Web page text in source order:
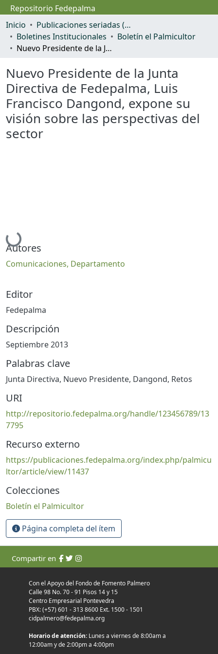
Inicio
Comunidades & Colecciones
Todo
Repositorio Fedepalma
Inicio
Publicaciones seriadas (OJS)
Boletines Institucionales
Boletín el Palmicultor
Nuevo Presidente de la Junta Directiva de Fedepalma, Luis Francisco Dangond, expone su visión sobre las perspectivas del sector
Nuevo Presidente de la Junta
Directiva de Fedepalma, Luis
Francisco Dangond, expone su
visión sobre las perspectivas del
sector
Cargando...
Autores
Comunicaciones, Departamento
Editor
Fedepalma
Descripción
Septiembre 2013
Palabras clave
Junta Directiva, Nuevo Presidente, Dangond, Retos
URI
http://repositorio.fedepalma.org/handle/123456789/13
7795
Recurso externo
https://publicaciones.fedepalma.org/index.php/palmicu
ltor/article/view/11437
Colecciones
Boletín el Palmicultor
Página completa del ítem
Compartir en
Con el Apoyo del Fondo de Fomento Palmero
Calle 98 No. 70 - 91 Pisos 14 y 15
Centro Empresarial Pontevedra
PBX: (+57) 601 - 313 8600 Ext. 1500 - 1501
cidpalmero@fedepalma.org
Horario de atención: Lunes a viernes de 8:00am a
12:00am y de 2:00pm a 4:00pm